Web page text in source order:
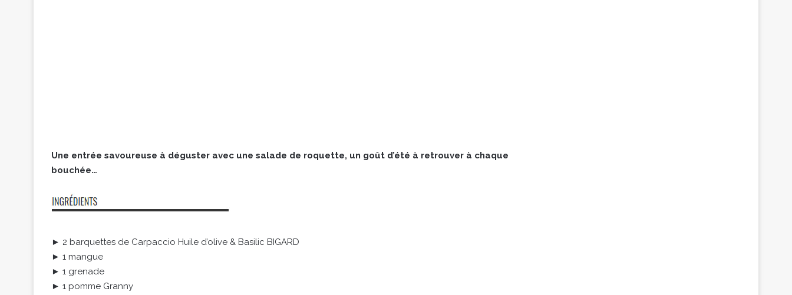
Une entrée savoureuse à déguster avec une salade de roquette, un goût d’été à retrouver à chaque
bouchée…
► 2 barquettes de Carpaccio Huile d’olive & Basilic BIGARD
► 1 mangue
► 1 grenade
► 1 pomme Granny